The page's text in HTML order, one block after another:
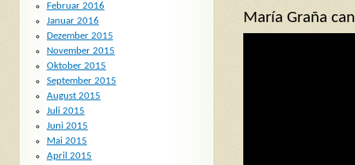
María Graña
Februar 2016
Januar 2016
Dezember 2015
November 2015
Oktober 2015
September 2015
August 2015
Juli 2015
Juni 2015
Mai 2015
April 2015